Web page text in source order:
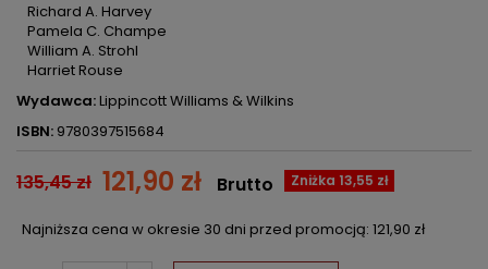
Richard A. Harvey
Pamela C. Champe
William A. Strohl
Harriet Rouse
Wydawca:Lippincott Williams & Wilkins
ISBN: 9780397515684
135,45 zł 121,90 zł Zniżka 13,55 zł
Brutto
Najniższa cena w okresie 30 dni przed promocją: 121,90 zł